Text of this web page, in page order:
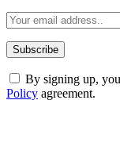
By signing up,
Policy agreement.